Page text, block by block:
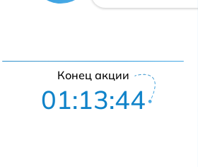
Конец акции
01:13:43